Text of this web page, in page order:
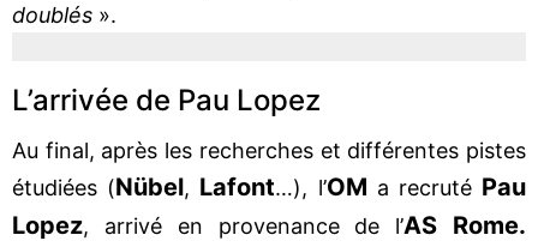
doublés ».
L’arrivée de Pau Lopez
Au final, après les recherches et différentes pistes
étudiées (Nübel, Lafont…), l’OM a recruté Pau
Lopez, arrivé en provenance de l’AS Rome.